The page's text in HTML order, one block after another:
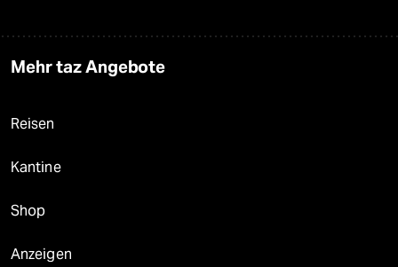
Mehr taz Angebote
Reisen
Kantine
Shop
Anzeigen